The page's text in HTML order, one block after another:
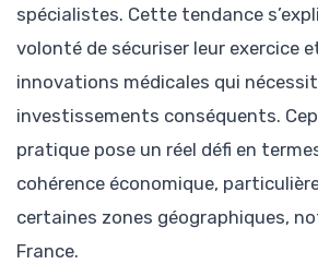
spécialistes. Cette tendance
volonté de sécuriser leur exercice
innovations médicales qui
investissements conséquents.
pratique pose un réel défi en
cohérence économique,
certaines zones géographiques,
France.